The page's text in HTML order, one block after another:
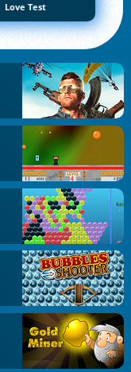
Love Test